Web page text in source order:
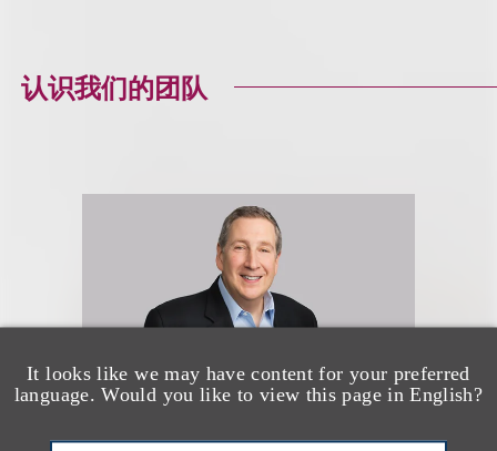
It looks like we may have content for your preferred
language. Would you like to view this page in English?
认识我们的团队